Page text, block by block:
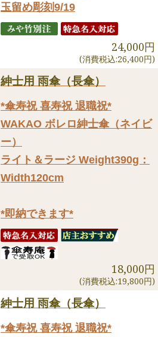
玉留め彫刻9/19
24,000円
(消費税込:26,400円)
紳士用 雨傘（長傘）
*傘寿祝 喜寿祝 退職祝*
WAKAO ボレロ紳士傘（ネイビ
ー）
ライト＆ラージ Weight390g：
Width120cm
*即納できます*
18,000円
(消費税込:19,800円)
紳士用 雨傘（長傘）
*傘寿祝 喜寿祝 退職祝*